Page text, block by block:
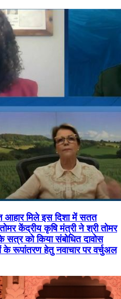
आहार मिले इस दिशा में सतत
केंद्रीय कृषि मंत्री ने श्री तोमर
सत्र को किया संबोधित दावोस
के रूपांतरण हेतु नवाचार पर वर्चुअल